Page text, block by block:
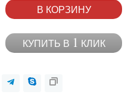
В КОРЗИНУ
КУПИТЬ В 1 КЛИК